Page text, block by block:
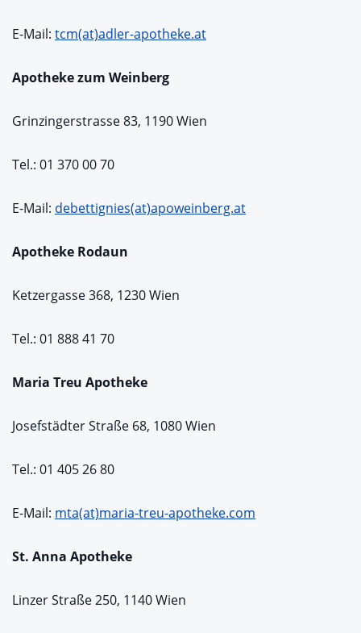
E-Mail: tcm(at)adler-apotheke.at
Apotheke zum Weinberg
Grinzingerstrasse 83, 1190 Wien
Tel.: 01 370 00 70
E-Mail: debettignies(at)apoweinberg.at
Apotheke Rodaun
Ketzergasse 368, 1230 Wien
Tel.: 01 888 41 70
Maria Treu Apotheke
Josefstädter Straße 68, 1080 Wien
Tel.: 01 405 26 80
E-Mail: mta(at)maria-treu-apotheke.com
St. Anna Apotheke
Linzer Straße 250, 1140 Wien